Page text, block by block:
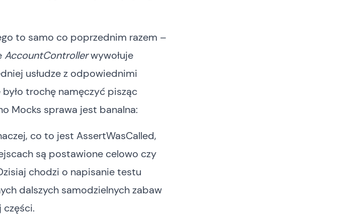
to samo co poprzednim razem –
AccountControllerwywołuje
usłudze z odpowiednimi
trochę namęczyć pisząc
Mocks sprawa jest banalna:
co to jest AssertWasCalled,
są postawione celowo czy
chodzi o napisanie testu
dalszych samodzielnych zabaw
części.